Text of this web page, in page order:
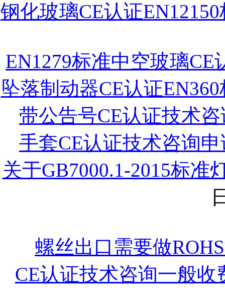
钢化玻璃CE认证
EN1279标准中空玻璃CE
坠落制动器CE认证
带公告号CE认证技术
手套CE认证技术咨询
关于GB7000.1-2015标准
螺丝出口需要做
CE认证技术咨询一般